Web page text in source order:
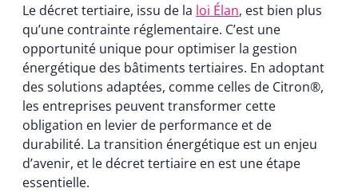
Le décret tertiaire, issu de la loi Élan, est bien plus
qu’une contrainte réglementaire. C’est une
opportunité unique pour optimiser la gestion
énergétique des bâtiments tertiaires. En adoptant
des solutions adaptées, comme celles de Citron®,
les entreprises peuvent transformer cette
obligation en levier de performance et de
durabilité. La transition énergétique est un enjeu
d’avenir, et le décret tertiaire en est une étape
essentielle.